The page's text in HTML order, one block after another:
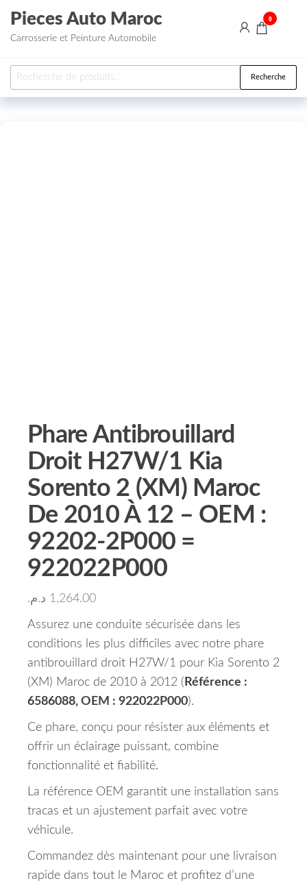
Aller au contenu
Pieces Auto Maroc
Carrosserie et Peinture Automobile
0
Recherche pour : Recherche
Phare Antibrouillard
Droit H27W/1 Kia
Sorento 2 (XM) Maroc
De 2010 À 12 – OEM :
92202-2P000 =
922022P000
1,264.00 د.م.
Assurez une conduite sécurisée dans les
conditions les plus difficiles avec notre phare
antibrouillard droit H27W/1 pour Kia Sorento 2
(XM) Maroc de 2010 à 2012 ( Référence :
6586088, OEM : 922022P000).
Ce phare, conçu pour résister aux éléments et
offrir un éclairage puissant, combine
fonctionnalité et fiabilité.
La référence OEM garantit une installation sans
tracas et un ajustement parfait avec votre
véhicule.
Commandez dès maintenant pour une livraison
rapide dans tout le Maroc et profitez d’une